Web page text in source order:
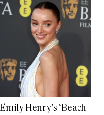
Emily Henry’s ‘Beach